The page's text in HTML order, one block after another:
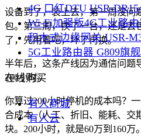
4G 口红DTU USR-
Wi-Fi加强版4G工业路由
积木式边缘网关 USR-
5G工业路由器 G809旗
在线购买
有人商城
有人云
设备到了，装上去，第一周没问
包。第三周，换了一台，还是丢
了，先用着吧，坏了再换。
半年后，这条产线因为通信问题
200小时。
你算过200小时停机的成本吗？
合成本（人工、折旧、能耗、交
块。200小时，就是60万到160万。